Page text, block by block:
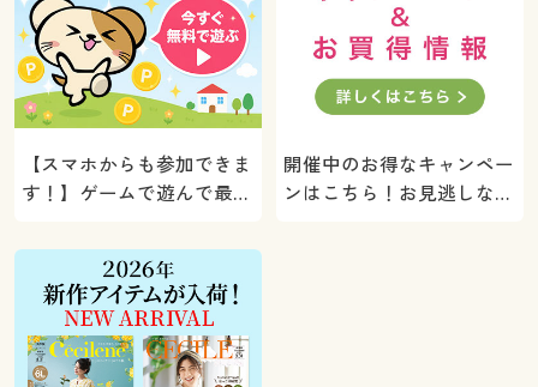
【スマホからも参加できま
す！】ゲームで遊んで最大
ト！
開催中のお得なキャンペー
ンはこちら！お見逃しな